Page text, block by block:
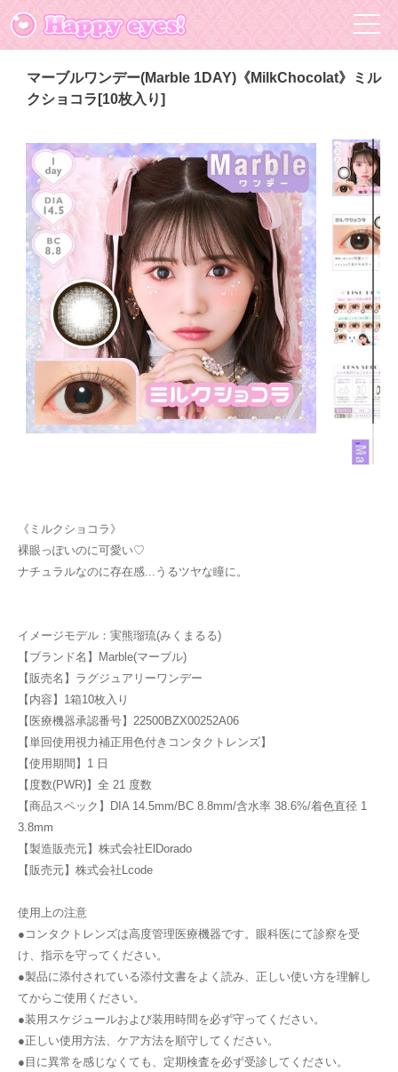
マーブルワンデー(Marble 1DAY)《MilkChocolat》ミル
クショコラ[10枚入り]
《ミルクショコラ》
裸眼っぽいのに可愛い♡
ナチュラルなのに存在感...うるツヤな瞳に。
イメージモデル：実熊瑠琉(みくまるる)
【ブランド名】Marble(マーブル)
【販売名】ラグジュアリーワンデー
【内容】1箱10枚入り
【医療機器承認番号】22500BZX00252A06
【単回使用視力補正用色付きコンタクトレンズ】
【使用期間】1 日
【度数(PWR)】全 21 度数
【商品スペック】DIA 14.5mm/BC 8.8mm/含水率 38.6%/着色直径 1
3.8mm
【製造販売元】株式会社ElDorado
【販売元】株式会社Lcode
使用上の注意
●コンタクトレンズは高度管理医療機器です。眼科医にて診察を受
け、指示を守ってください。
●製品に添付されている添付文書をよく読み、正しい使い方を理解し
てからご使用ください。
●装用スケジュールおよび装用時間を必ず守ってください。
●正しい使用方法、ケア方法を順守してください。
●目に異常を感じなくても、定期検査を必ず受診してください。